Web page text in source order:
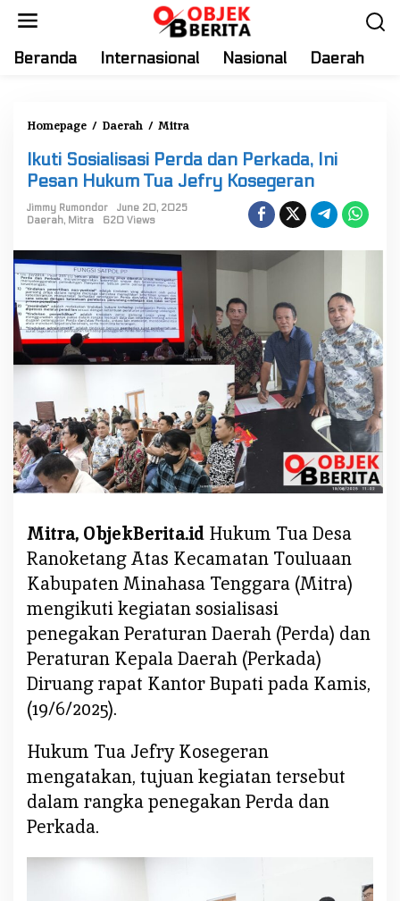
Beranda Internasional Nasional Daerah
Homepage / Daerah / Mitra
u
t
o
a
l
i
s
i
P
e
r
a
d
a
P
e
r
k
a
,
I
n
Ikuti Sosialisasi Perda dan Perkada, Ini
Pesan Hukum Tua Jefry Kosegeran
Jimmy Rumondor
June 20, 2025
Daerah, Mitra 620 Views
Mitra, ObjekBerita.id Hukum Tua Desa
Ranoketang Atas Kecamatan Touluaan
Kabupaten Minahasa Tenggara (Mitra)
mengikuti kegiatan sosialisasi
penegakan Peraturan Daerah (Perda) dan
Peraturan Kepala Daerah (Perkada)
Diruang rapat Kantor Bupati pada Kamis,
(19/6/2025).
Hukum Tua Jefry Kosegeran
mengatakan, tujuan kegiatan tersebut
dalam rangka penegakan Perda dan
Perkada.